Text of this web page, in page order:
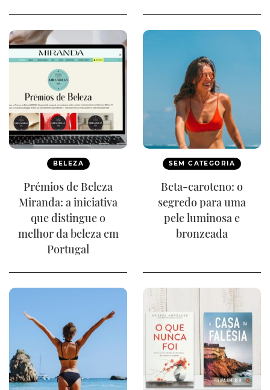
BELEZA
Prémios de Beleza
Miranda: a iniciativa
que distingue o
melhor da beleza em
Portugal
SEM CATEGORIA
Beta-caroteno: o
segredo para uma
pele luminosa e
bronzeada